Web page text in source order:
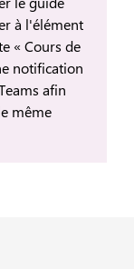
à l'élément
« Cours de
notification
afin
même